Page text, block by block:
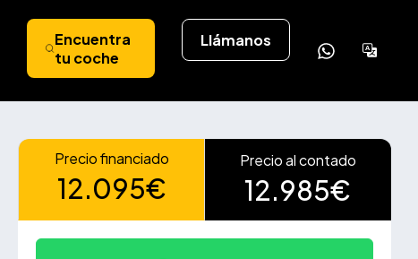
Encuentra
tu coche
Llámanos
Precio financiado
12.095€
Precio al contado
12.985€